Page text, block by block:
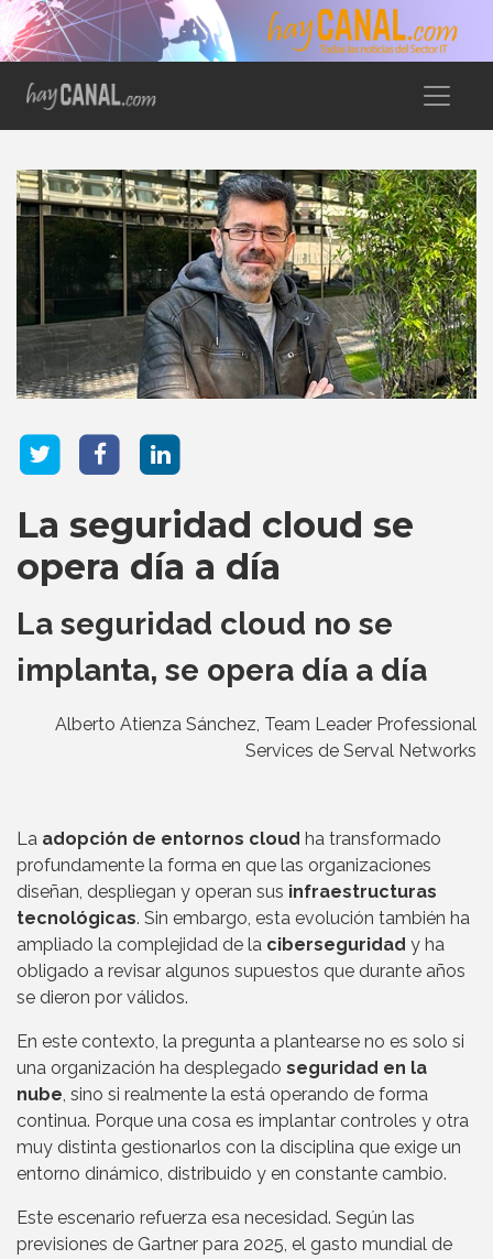
La seguridad cloud se
opera día a día
La seguridad cloud no se
implanta, se opera día a día
Alberto Atienza Sánchez, Team Leader Professional
Services de Serval Networks
La adopción de entornos cloud ha transformado
profundamente la forma en que las organizaciones
diseñan, despliegan y operan sus infraestructuras
tecnológicas. Sin embargo, esta evolución también ha
ampliado la complejidad de la ciberseguridad y ha
obligado a revisar algunos supuestos que durante años
se dieron por válidos.
En este contexto, la pregunta a plantearse no es solo si
una organización ha desplegado seguridad en la
nube, sino si realmente la está operando de forma
continua. Porque una cosa es implantar controles y otra
muy distinta gestionarlos con la disciplina que exige un
entorno dinámico, distribuido y en constante cambio.
Este escenario refuerza esa necesidad. Según las
previsiones de Gartner para 2025, el gasto mundial de